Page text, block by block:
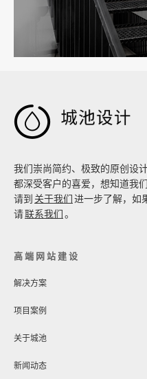
工厂短视频拍摄后，怎样放

我们崇尚简约、极致的原创设
都深受客户的喜爱，想知道我
请到 关于我们进一步了解，如
请联系我们。
高端网站建设
解决方案
项目案例
关于城池
新闻动态